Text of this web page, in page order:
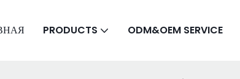
PRODUCTS ODM&OEM SERVICE